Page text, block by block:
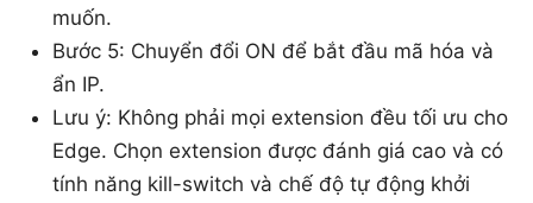
muốn.
Bước 5: Chuyển đổi ON để bắt đầu mã hóa và
ẩn IP.
Lưu ý: Không phải mọi extension đều tối ưu cho
Edge. Chọn extension được đánh giá cao và có
tính năng kill-switch và chế độ tự động khởi